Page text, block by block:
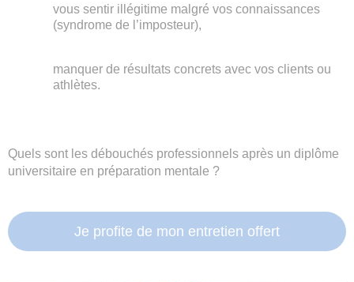
vous sentir illégitime malgré vos connaissances
(syndrome de l’imposteur),
manquer de résultats concrets avec vos clients ou
athlètes.
Quels sont les débouchés professionnels après un diplôme
universitaire en préparation mentale ?
Je profite de mon entretien offert